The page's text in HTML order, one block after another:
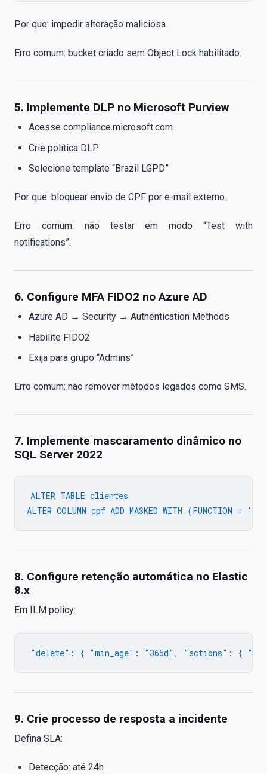
Por que: impedir alteração maliciosa.
Erro comum: bucket criado sem Object Lock habilitado.
5. Implemente DLP no Microsoft Purview
Acesse compliance.microsoft.com
Crie política DLP
Selecione template “Brazil LGPD”
Por que: bloquear envio de CPF por e-mail externo.
Erro comum: não testar em modo “Test with
notifications”.
6. Configure MFA FIDO2 no Azure AD
Azure AD → Security → Authentication Methods
Habilite FIDO2
Exija para grupo “Admins”
Erro comum: não remover métodos legados como SMS.
7. Implemente mascaramento dinâmico no
SQL Server 2022
ALTER TABLE clientes
8. Configure retenção automática no Elastic
8.x
Em ILM policy:
9. Crie processo de resposta a incidente
Defina SLA:
Detecção: até 24h